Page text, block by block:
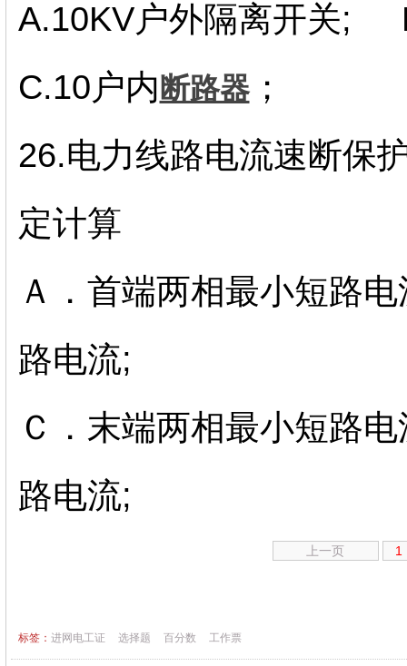
A.10KV户外隔离开关;
C.10户内 断路器；
26.电力线路电流速断
定计算
Ａ．首端两相最小短
路电流;
Ｃ．末端两相最小短路
路电流;
上一页 1
标签： 进网电工证 选择题 百分数 工作票